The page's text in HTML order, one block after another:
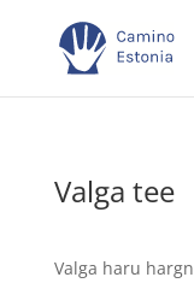
Valga tee
Valga haru